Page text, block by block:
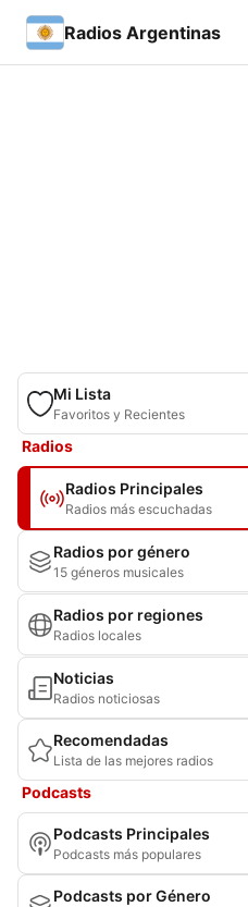
Radios Argentinas
Mi Lista
Favoritos y Recientes
Radios
Radios Principales
Radios más escuchadas
Radios por género
15 géneros musicales
Radios por regiones
Radios locales
Noticias
Radios noticiosas
Recomendadas
Lista de las mejores radios
Podcasts
Podcasts Principales
Podcasts más populares
Podcasts por Género